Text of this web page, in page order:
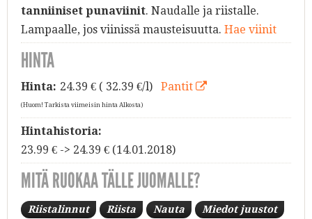
tanniiniset punaviinit. Naudalle ja riistalle.
Lampaalle, jos viinissä mausteisuutta. Hae viinit
HINTA
Hinta: 24.39 € ( 32.39 €/l) Pantit
(Huom! Tarkista viimeisin hinta Alkosta)
Hintahistoria:
23.99 € -> 24.39 € (14.01.2018)
MITÄ RUOKAA TÄLLE JUOMALLE?
Riistalinnut Riista Nauta Miedot juustot